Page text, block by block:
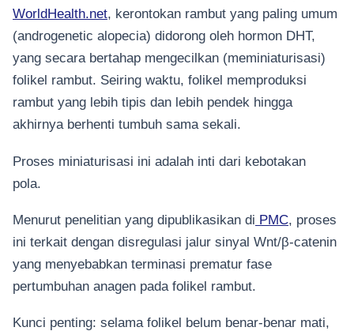
WorldHealth.net, kerontokan rambut yang paling umum
(androgenetic alopecia) didorong oleh hormon DHT,
yang secara bertahap mengecilkan (meminiaturisasi)
folikel rambut. Seiring waktu, folikel memproduksi
rambut yang lebih tipis dan lebih pendek hingga
akhirnya berhenti tumbuh sama sekali.
Proses miniaturisasi ini adalah inti dari kebotakan
pola.
Menurut penelitian yang dipublikasikan di PMC, proses
ini terkait dengan disregulasi jalur sinyal Wnt/β-catenin
yang menyebabkan terminasi prematur fase
pertumbuhan anagen pada folikel rambut.
Kunci penting: selama folikel belum benar-benar mati,